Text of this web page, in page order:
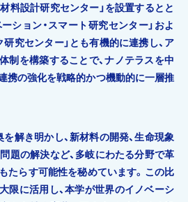
料設計研究センター」を設置するとと
ション・スマート研究センター」およ
究センター」とも有機的に連携し、ア
制を構築することで、ナノテラスを中
携の強化を戦略的かつ機動的に一層推
解き明かし、新材料の開発、生命現象
題の解決など、多岐にわたる分野で革
たらす可能性を秘めています。この比
限に活用し、本学が世界のイノベーシ